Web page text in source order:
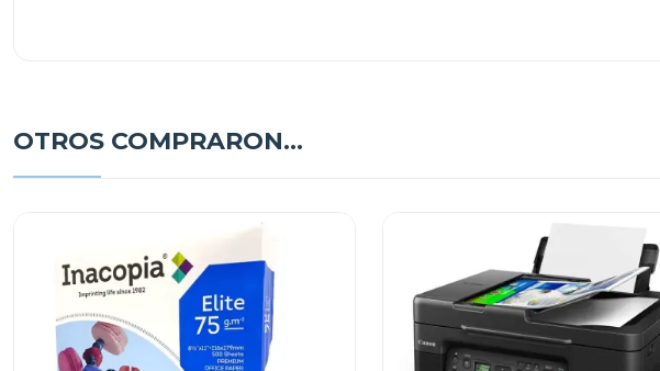
OTROS COMPRARON...